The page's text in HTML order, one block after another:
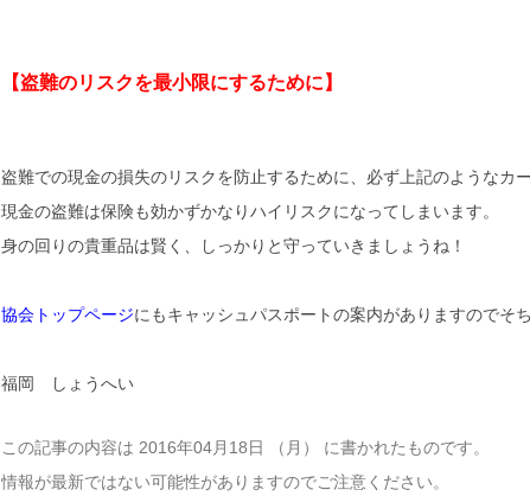
【盗難のリスクを最小限にするために】
盗難での現金の損失のリスクを防止するために、必ず上記のようなカ
現金の盗難は保険も効かずかなりハイリスクになってしまいます。
身の回りの貴重品は賢く、しっかりと守っていきましょうね！
協会トップページにもキャッシュパスポートの案内がありますのでそ
福岡 しょうへい
この記事の内容は 2016年04月18日 （月） に書かれたものです。
情報が最新ではない可能性がありますのでご注意ください。